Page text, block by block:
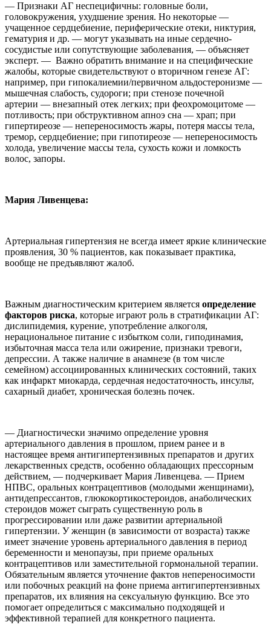
— Признаки АГ неспецифичны: головные боли,
головокружения, ухудшение зрения. Но некоторые —
учащенное сердцебиение, периферические отеки, никтурия,
гематурия и др. — могут указывать на иные сердечно-
сосудистые или сопутствующие заболевания, — объясняет
эксперт. — Важно обратить внимание и на специфические
жалобы, которые свидетельствуют о вторичном генезе АГ:
например, при гипокалиемии/первичном альдостеронизме —
мышечная слабость, судороги; при стенозе почечной
артерии — внезапный отек легких; при феохромоцитоме —
потливость; при обструктивном апноэ сна — храп; при
гипертиреозе — непереносимость жары, потеря массы тела,
тремор, сердцебиение; при гипотиреозе — непереносимость
холода, увеличение массы тела, сухость кожи и ломкость
волос, запоры.
Мария Ливенцева:
Артериальная гипертензия не всегда имеет яркие клинические
проявления, 30 % пациентов, как показывает практика,
вообще не предъявляют жалоб.
Важным диагностическим критерием является определение
факторов риска, которые играют роль в стратификации АГ:
дислипидемия, курение, употребление алкоголя,
нерациональное питание с избытком соли, гиподинамия,
избыточная масса тела или ожирение, признаки тревоги,
депрессии. А также наличие в анамнезе (в том числе
семейном) ассоциированных клинических состояний, таких
как инфаркт миокарда, сердечная недостаточность, инсульт,
сахарный диабет, хроническая болезнь почек.
— Диагностически значимо определение уровня
артериального давления в прошлом, прием ранее и в
настоящее время антигипертензивных препаратов и других
лекарственных средств, особенно обладающих прессорным
действием, — подчеркивает Мария Ливенцева. — Прием
НПВС, оральных контрацептивов (молодыми женщинами),
антидепрессантов, глюкокортикостероидов, анаболических
стероидов может сыграть существенную роль в
прогрессировании или даже развитии артериальной
гипертензии. У женщин (в зависимости от возраста) также
имеет значение уровень артериального давления в период
беременности и менопаузы, при приеме оральных
контрацептивов или заместительной гормональной терапии.
Обязательным является уточнение фактов непереносимости
или побочных реакций на фоне приема антигипертензивных
препаратов, их влияния на сексуальную функцию. Все это
помогает определиться с максимально подходящей и
эффективной терапией для конкретного пациента.